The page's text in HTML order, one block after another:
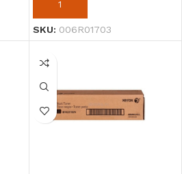
AÑADIR AL CARRITO
SKU: 006R01703